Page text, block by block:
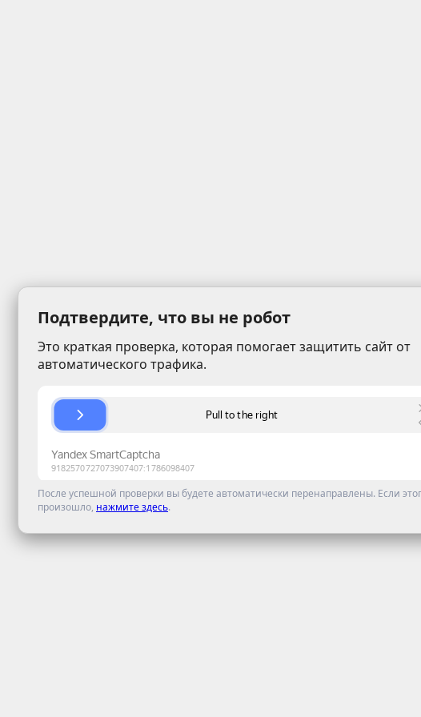
Подтвердите, что вы не робот
Это краткая проверка, которая помогает защитить сайт от
автоматического трафика.
После успешной проверки вы будете автоматически перенаправлены. Если
произошло, нажмите здесь.